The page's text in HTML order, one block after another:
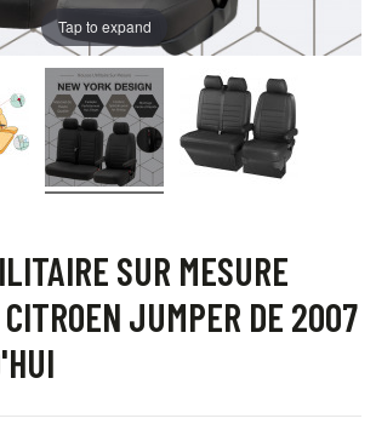
Tap to expand
SUR MESURE
JUMPER DE 2007